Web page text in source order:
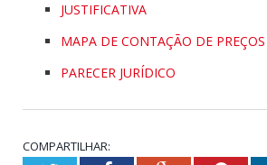
JUSTIFICATIVA
MAPA DE CONTAÇÃO DE PREÇOS
PARECER JURÍDICO
COMPARTILHAR: